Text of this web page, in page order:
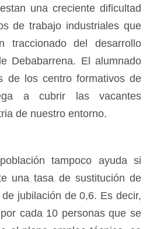
una creciente dificultad
de trabajo industriales que
traccionado del desarrollo
Debabarrena. El alumnado
de los centro formativos de
a cubrir las vacantes
de nuestro entorno.
tampoco ayuda si
una tasa de sustitución de
jubilación de 0,6. Es decir,
cada 10 personas que se